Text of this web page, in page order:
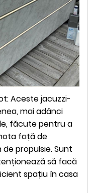
Aceste jacuzzi-
mai adânci
făcute pentru a
față de
propulsie. Sunt
să facă
spațiu în casa